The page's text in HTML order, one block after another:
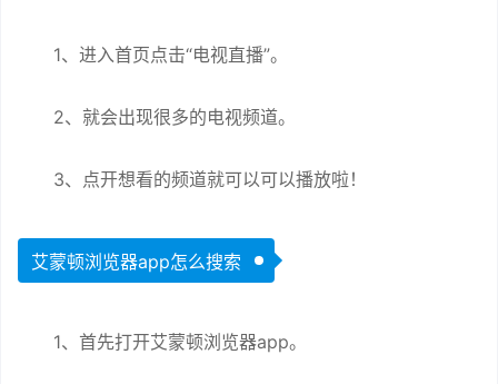
1、进入首页点击“电视直播”。
2、就会出现很多的电视频道。
3、点开想看的频道就可以可以播放啦！
艾蒙顿浏览器app怎么搜索
1、首先打开艾蒙顿浏览器app。